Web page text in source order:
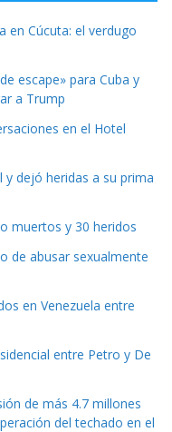
en Cúcuta: el verdugo
escape» para Cuba y
a Trump
en el Hotel
dejó heridas a su prima
muertos y 30 heridos
de abusar sexualmente
en Venezuela entre
entre Petro y De
de más 4.7 millones
del techado en el